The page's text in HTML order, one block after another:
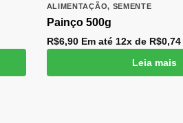
ALIMENTAÇÃO, SEMENTE
Painço 500g
R$6,90 Em até 12x de R$0,74
Leia mais